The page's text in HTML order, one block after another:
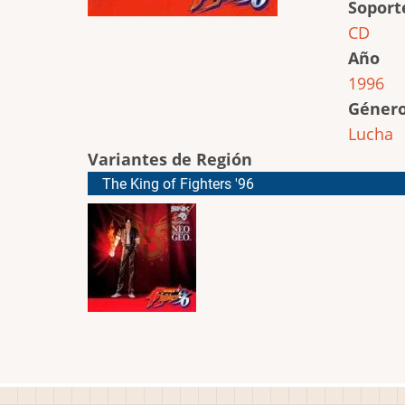
CD
Año
1996
Lucha
Variantes de Región
The King of Fighters '96